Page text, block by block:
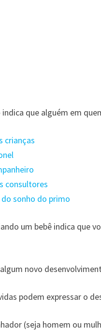
que alguém em
crianças
consultores
sonho do primo
um bebê indica que
novo
podem expressar o
(seja homem ou